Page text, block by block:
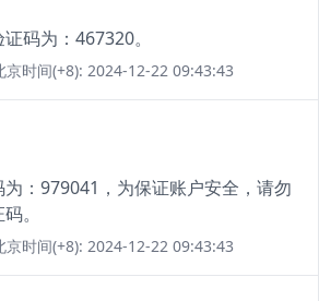
码为：467320。
时间(+8): 2024-12-22 09:43:43
为：979041，为保证账户安全，请勿
。
时间(+8): 2024-12-22 09:43:43